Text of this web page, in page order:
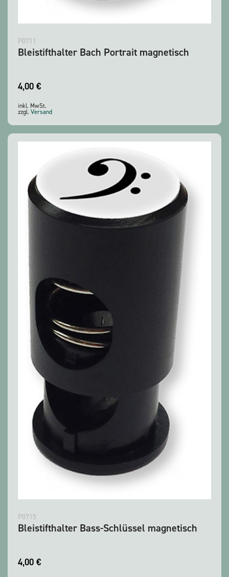
P0711
Bleistifthalter Bach Portrait magnetisch
4,00 €
inkl. MwSt.
zzgl. Versand
P0715
Bleistifthalter Bass-Schlüssel magnetisch
4,00 €